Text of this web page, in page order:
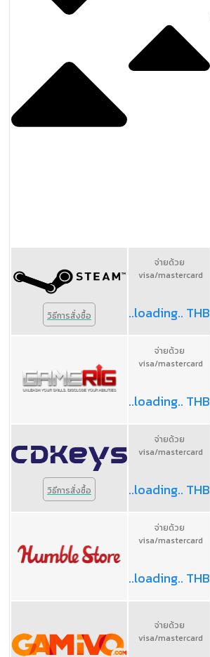
วิธีการสั่งซื้อ
จ่ายด้วย
visa/mastercard
..loading.. THB
จ่ายด้วย
visa/mastercard
..loading.. THB
วิธีการสั่งซื้อ
จ่ายด้วย
visa/mastercard
..loading.. THB
จ่ายด้วย
visa/mastercard
..loading.. THB
จ่ายด้วย
visa/mastercard